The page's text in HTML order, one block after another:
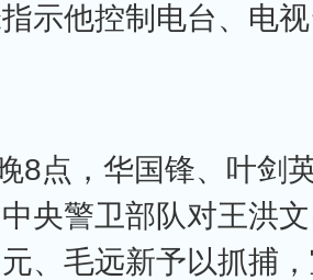
示他控制电台、电
8点，华国锋、叶剑
央警卫部队对王洪
、毛远新予以抓捕